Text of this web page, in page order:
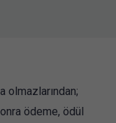
olmazlarından;
ödeme, ödül